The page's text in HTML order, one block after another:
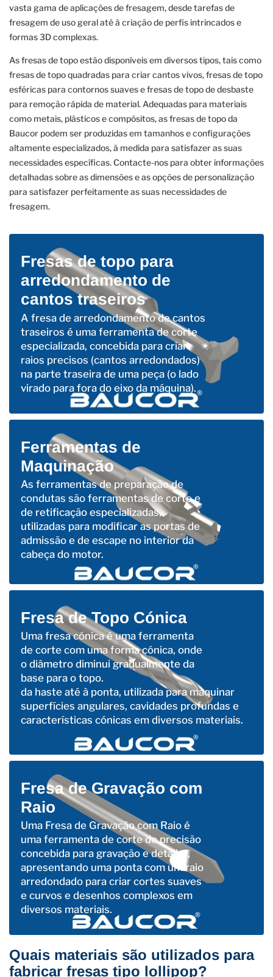
vasta gama de aplicações de fresagem, desde tarefas de
fresagem de uso geral até à criação de perfis intrincados e
formas 3D complexas.
As fresas de topo estão disponíveis em diversos tipos, tais como
fresas de topo quadradas para criar cantos vivos, fresas de topo
esféricas para contornos suaves e fresas de topo de desbaste
para remoção rápida de material. Adequadas para materiais
como metais, plásticos e compósitos, as fresas de topo da
Baucor podem ser produzidas em tamanhos e configurações
altamente especializados, à medida para satisfazer as suas
necessidades específicas. Contacte-nos para obter informações
detalhadas sobre as dimensões e as opções de personalização
para satisfazer perfeitamente as suas necessidades de
fresagem.
Fresas de topo para
arredondamento de
cantos traseiros
A fresa de arredondamento de cantos
traseiros é uma ferramenta de corte
especializada, concebida para criar
raios precisos (cantos arredondados)
na parte traseira de uma peça (o lado
virado para fora do eixo da máquina).
Ferramentas de
Maquinação
As ferramentas de preparação de
condutas são ferramentas de corte e
de retificação especializadas,
utilizadas para modificar as portas de
admissão e de escape no interior da
cabeça do motor.
Fresa de Topo Cónica
Uma fresa cónica é uma ferramenta
de corte com uma forma cónica, onde
o diâmetro diminui gradualmente da
base para o topo.
da haste até à ponta, utilizada para maquinar
superfícies angulares, cavidades profundas e
características cónicas em diversos materiais.
Fresa de Gravação com
Raio
Uma Fresa de Gravação com Raio é
uma ferramenta de corte de precisão
concebida para gravação e detalhe,
apresentando uma ponta com um raio
arredondado para criar cortes suaves
e curvos e desenhos complexos em
diversos materiais.
Quais materiais são utilizados para
fabricar fresas tipo lollipop?